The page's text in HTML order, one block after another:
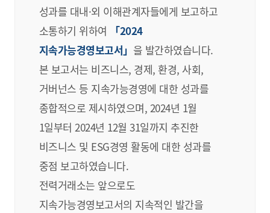
성과를 대내·외 이해관계자들에게 보고하고
소통하기 위하여
「2024
지속가능경영보고서」 을 발간하였습니다.
본 보고서는 비즈니스, 경제, 환경, 사회,
거버넌스 등 지속가능경영에 대한 성과를
종합적으로 제시하였으며, 2024년 1월
1일부터 2024년 12월 31일까지 추진한
비즈니스 및 ESG경영 활동에 대한 성과를
중점 보고하였습니다.
전력거래소는 앞으로도
지속가능경영보고서의 지속적인 발간을